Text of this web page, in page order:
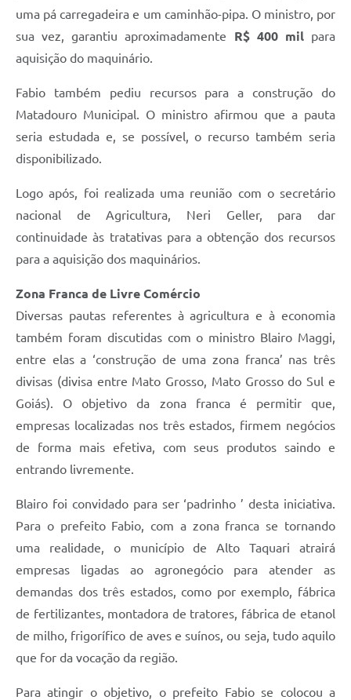
uma pá carregadeira e um caminhão-pipa. O ministro, por
sua vez, garantiu aproximadamente R$ 400 mil para
aquisição do maquinário.
Fabio também pediu recursos para a construção do
Matadouro Municipal. O ministro afirmou que a pauta
seria estudada e, se possível, o recurso também seria
disponibilizado.
Logo após, foi realizada uma reunião com o secretário
nacional de Agricultura, Neri Geller, para dar
continuidade às tratativas para a obtenção dos recursos
para a aquisição dos maquinários.
Zona Franca de Livre Comércio
Diversas pautas referentes à agricultura e à economia
também foram discutidas com o ministro Blairo Maggi,
entre elas a ‘construção de uma zona franca’ nas três
divisas (divisa entre Mato Grosso, Mato Grosso do Sul e
Goiás). O objetivo da zona franca é permitir que,
empresas localizadas nos três estados, firmem negócios
de forma mais efetiva, com seus produtos saindo e
entrando livremente.
Blairo foi convidado para ser ‘padrinho ’ desta iniciativa.
Para o prefeito Fabio, com a zona franca se tornando
uma realidade, o município de Alto Taquari atrairá
empresas ligadas ao agronegócio para atender as
demandas dos três estados, como por exemplo, fábrica
de fertilizantes, montadora de tratores, fábrica de etanol
de milho, frigorífico de aves e suínos, ou seja, tudo aquilo
que for da vocação da região.
Para atingir o objetivo, o prefeito Fabio se colocou a